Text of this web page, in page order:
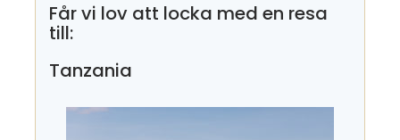
Får vi lov att locka med en resa
till:
Tanzania